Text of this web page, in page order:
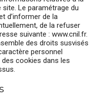
Le paramétrage du
d’informer de la
de la refuser
suivante : www.cnil.fr.
des droits susvisés
personnel
cookies dans les